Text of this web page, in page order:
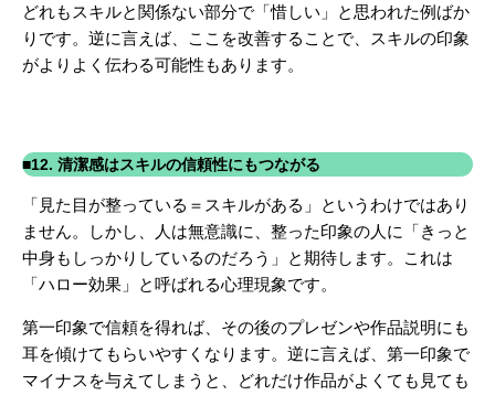
どれもスキルと関係ない部分で「惜しい」と思われた例ばか
りです。逆に言えば、ここを改善することで、スキルの印象
がよりよく伝わる可能性もあります。
■12. 清潔感はスキルの信頼性にもつながる
「見た目が整っている＝スキルがある」というわけではあり
ません。しかし、人は無意識に、整った印象の人に「きっと
中身もしっかりしているのだろう」と期待します。これは
「ハロー効果」と呼ばれる心理現象です。
第一印象で信頼を得れば、その後のプレゼンや作品説明にも
耳を傾けてもらいやすくなります。 逆に言えば、第一印象で
マイナスを与えてしまうと、どれだけ作品がよくても見ても